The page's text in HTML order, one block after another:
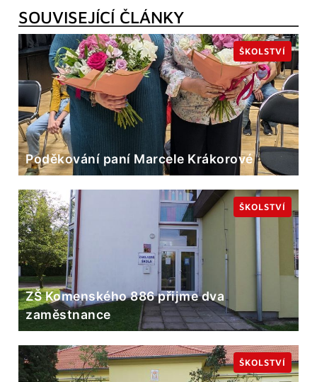
SOUVISEJÍCÍ ČLÁNKY
Poděkování paní Marcele Krákorové
ŠKOLSTVÍ
ZŠ Komenského 886 přijme dva
zaměstnance
ŠKOLSTVÍ
ŠKOLSTVÍ